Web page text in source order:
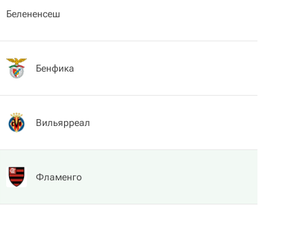
Белененсеш
Бенфика
Вильярреал
Фламенго